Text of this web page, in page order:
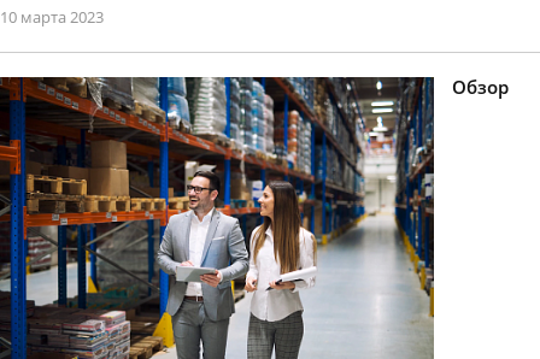
10 марта 2023
Обзор